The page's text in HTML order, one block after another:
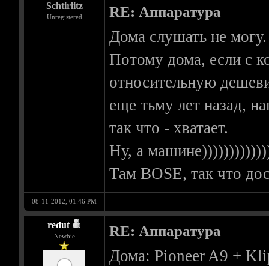
Schtirlitz
Unregistered RE: Аппаратура
Дома слушать не
Потому дома, если с
относительную
еще тьму лет назад,
так что - хватает.
Ну, а
Там BOSE, так что
08-11-2012, 01:46 PM
redut
Newbie RE: Аппаратура
Дома: Pioneer A9 +